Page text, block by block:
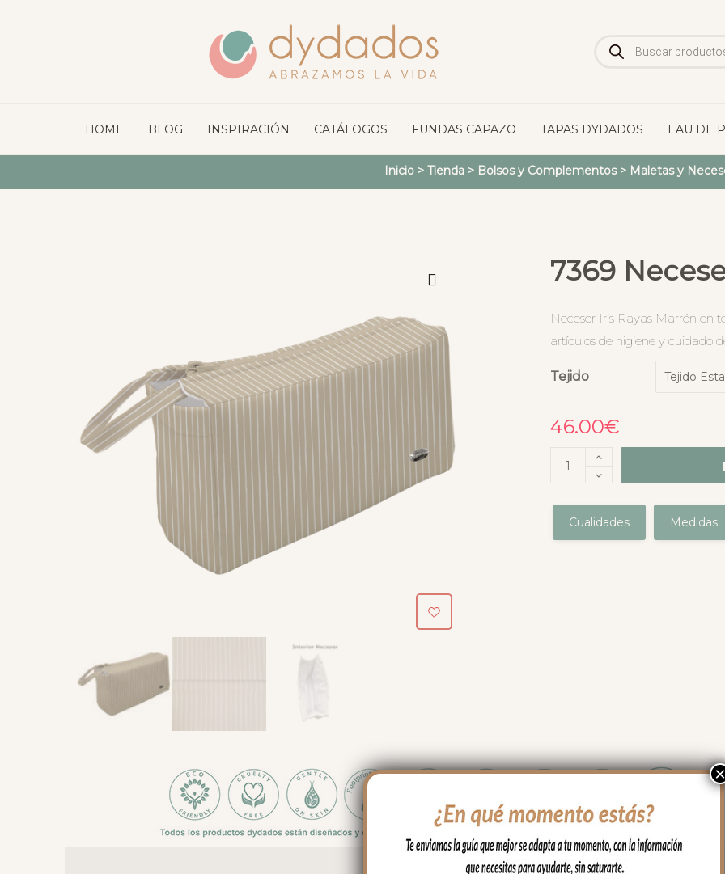
de
productos
HOME BLOG INSPIRACIÓN CATÁLOGOS FUNDAS CAPAZO TAPAS DYDADOS EAU DE
Inicio> Tienda> Bolsos y Complementos> Maletas y
7369
Neceser Iris Rayas Marrón en
artículos de higiene y cuidado
Tejido
46.00€
Cualidades Medidas
×